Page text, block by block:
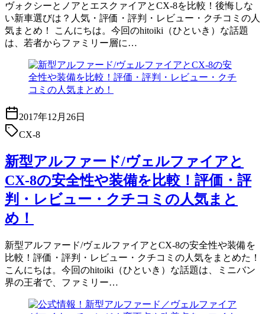
ヴォクシーとノアとエスクァイアとCX-8を比較！後悔しな
い新車選びは？人気・評価・評判・レビュー・クチコミの人
気まとめ！ こんにちは。今回のhitoiki（ひといき）な話題
は、若者からファミリー層に…
2017年12月26日
CX-8
新型アルファード/ヴェルファイアと
CX-8の安全性や装備を比較！評価・評
判・レビュー・クチコミの人気まと
め！
新型アルファード/ヴェルファイアとCX-8の安全性や装備を
比較！評価・評判・レビュー・クチコミの人気をまとめた！
こんにちは。今回のhitoiki（ひといき）な話題は、ミニバン
界の王者で、ファミリー…